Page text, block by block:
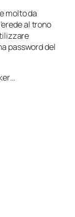
molto da
al trono
password del